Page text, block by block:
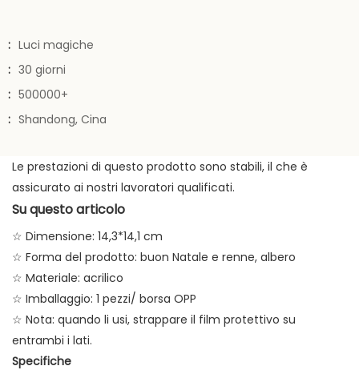
: Luci magiche
: 30 giorni
: 500000+
: Shandong, Cina
Le prestazioni di questo prodotto sono stabili, il che è
assicurato ai nostri lavoratori qualificati.
Su questo articolo
☆ Dimensione: 14,3*14,1 cm
☆ Forma del prodotto: buon Natale e renne, albero
☆ Materiale: acrilico
☆ Imballaggio: 1 pezzi/ borsa OPP
☆ Nota: quando li usi, strappare il film protettivo su
entrambi i lati.
Specifiche